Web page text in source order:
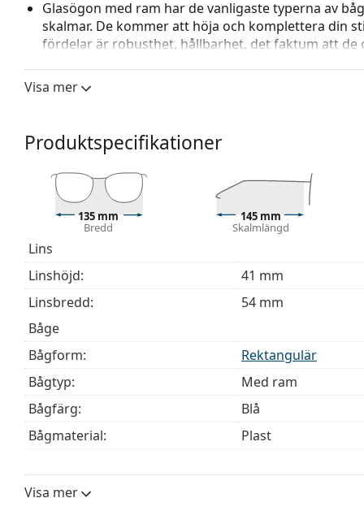
Glasögon med ram har de vanligaste typerna av
skalmar. De kommer att höja och komplettera din
fördelar är robusthet, hållbarhet, det faktum att
Vi levererar glasögonen i sitt originalfodral.
Den medföljande putsduken är idealisk för
modeller kan komma med en tygpåse i stället för
Upptäck helaglasögon sortimentet för att hitta fler
behöver hjälp med att välja ditt par.
Detta är en medicinteknisk produkt. Läs
Visa mer
Produktspecifikationer
135 mm
Bredd
145 mm
Skalmlängd
Lins
Linshöjd:
41 mm
Linsbredd:
54 mm
Båge
Bågform:
Rektangulär
Bågtyp:
Med ram
Bågfärg:
Blå
Bågmaterial:
Plast
Bredd:
Visa mer